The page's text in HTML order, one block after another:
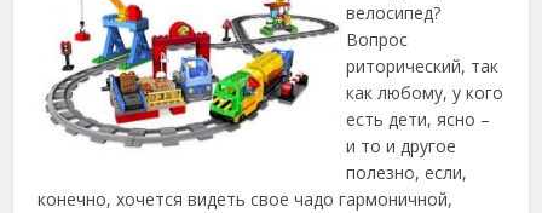
велосипед?
Вопрос
риторический, так
как любому, у кого
есть дети, ясно –
и то и другое
полезно, если,
конечно, хочется видеть свое чадо гармоничной,